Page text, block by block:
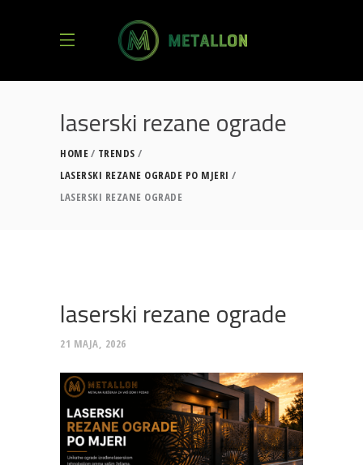
laserski rezane ograde
HOME
TRENDS
LASERSKI REZANE OGRADE PO MJERI
LASERSKI REZANE OGRADE
laserski rezane ograde
21 MAJA, 2026